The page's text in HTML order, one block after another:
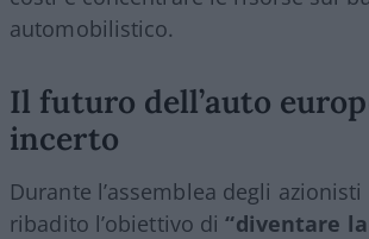
automobilistico.
Il futuro dell’auto
incerto
Durante l’assemblea degli
ribadito l’obiettivo di“diventare la